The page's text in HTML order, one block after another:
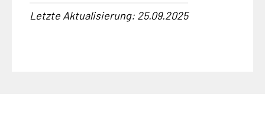
Letzte Aktualisierung: 25.09.2025